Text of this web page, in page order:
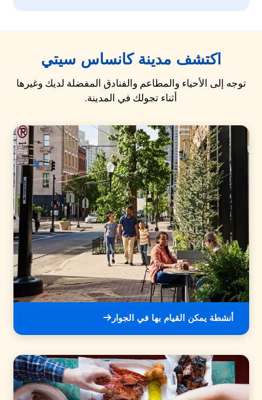
اكتشف مدينة كانساس سيتي
توجه إلى الأحياء والمطاعم والفنادق المفضلة لديك وغيرها
أثناء تجولك في المدينة.
أنشطة يمكن القيام بها في الجوار